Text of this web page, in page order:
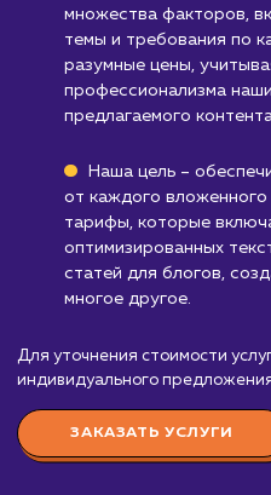
присутствие:
онлайн-
интернете, SEO-
важен.
Бизнесам без
еще не включили
маркетинговую
копирайтинг